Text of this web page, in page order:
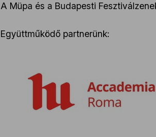
A Müpa és a Budapesti
Együttműködő partnerünk: